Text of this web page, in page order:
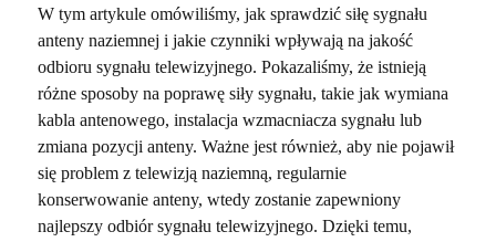
W tym artykule omówiliśmy, jak sprawdzić siłę sygnału
anteny naziemnej i jakie czynniki wpływają na jakość
odbioru sygnału telewizyjnego. Pokazaliśmy, że istnieją
różne sposoby na poprawę siły sygnału, takie jak wymiana
kabla antenowego, instalacja wzmacniacza sygnału lub
zmiana pozycji anteny. Ważne jest również, aby nie pojawił
się problem z telewizją naziemną, regularnie
konserwowanie anteny, wtedy zostanie zapewniony
najlepszy odbiór sygnału telewizyjnego. Dzięki temu,